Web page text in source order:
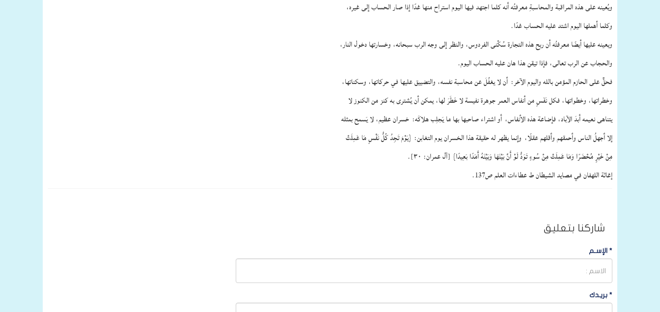
ويُعينه على هذه المراقبة والمحاسبةِ معرفتُه أنه كلما اجتهد فيها اليوم استراح منها غدًا إذا صار الحساب إلى غيره،
وكلما أهملها اليوم اشتد عليه الحساب غدًا.
ويعينه عليها أيضًا معرفتُه أن ربح هذه التجارة سُكْنى الفردوس، والنظر إلى وجه الرب سبحانه، وخسارتها دخول النار،
والحجاب عن الرب تعالى، فإذا تيقن هذا هان عليه الحساب اليوم.
فحقٌّ على الحازم المؤمن بالله واليوم الآخر: أن لا يغفُلَ عن محاسبة نفسه، والتضييق عليها في حركاتها، وسكناتها،
وخطراتها، وخطواتها، فكل نَفَسٍ من أنفاس العمر جوهرة نفيسة لا خَطَرَ لها، يمكن أن يُشترى به كنز من الكنوز لا
يتناهى نعيمه أبدَ الآباد، فإضاعة هذه الأنفاس، أو اشتراء صاحبها بها ما يَجلِب هلاكَه: خسران عظيم، لا يَسمح بمثله
إلا أجهلُ الناس وأحمقهم وأقلهم عقلًا، وإنما يظهر له حقيقة هذا الخسران يوم التغابن: {يَوْمَ تَجِدُ كُلُّ نَفْسٍ مَا عَمِلَتْ
مِنْ خَيْرٍ مُحْضَرًا وَمَا عَمِلَتْ مِنْ سُوءٍ تَوَدُّ لَوْ أَنَّ بَيْنَهَا وَبَيْنَهُ أَمَدًا بَعِيدًا} [آل عمران: ٣٠]
.
إغاثة اللهفان في مصايد الشيطان ط عطاءات العلم ص137.
شاركنا بتعليق
* الإسـم
* بريـدك